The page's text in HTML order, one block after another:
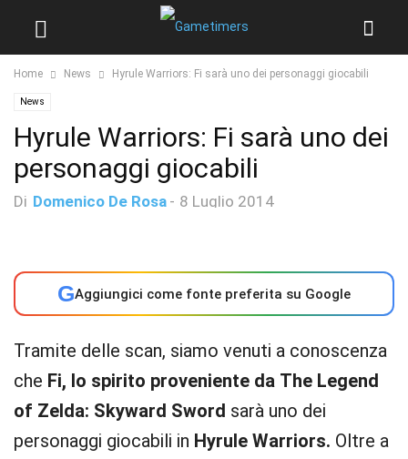
Home News Hyrule Warriors: Fi sarà uno dei personaggi giocabili
News
Hyrule Warriors: Fi sarà uno dei
personaggi giocabili
Di Domenico De Rosa - 8 Luglio 2014
GAggiungici come fonte preferita su Google
Tramite delle scan, siamo venuti a conoscenza
che Fi, lo spirito proveniente da The Legend
of Zelda: Skyward Sword sarà uno dei
personaggi giocabili in Hyrule Warriors. Oltre a